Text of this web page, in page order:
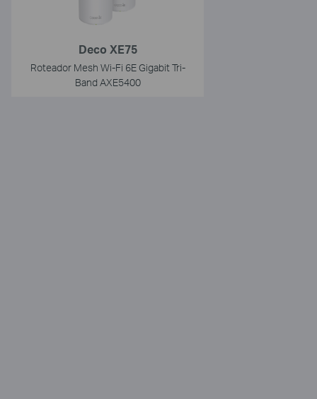
Deco XE75
Roteador Mesh Wi-Fi 6E Gigabit Tri-
Band AXE5400